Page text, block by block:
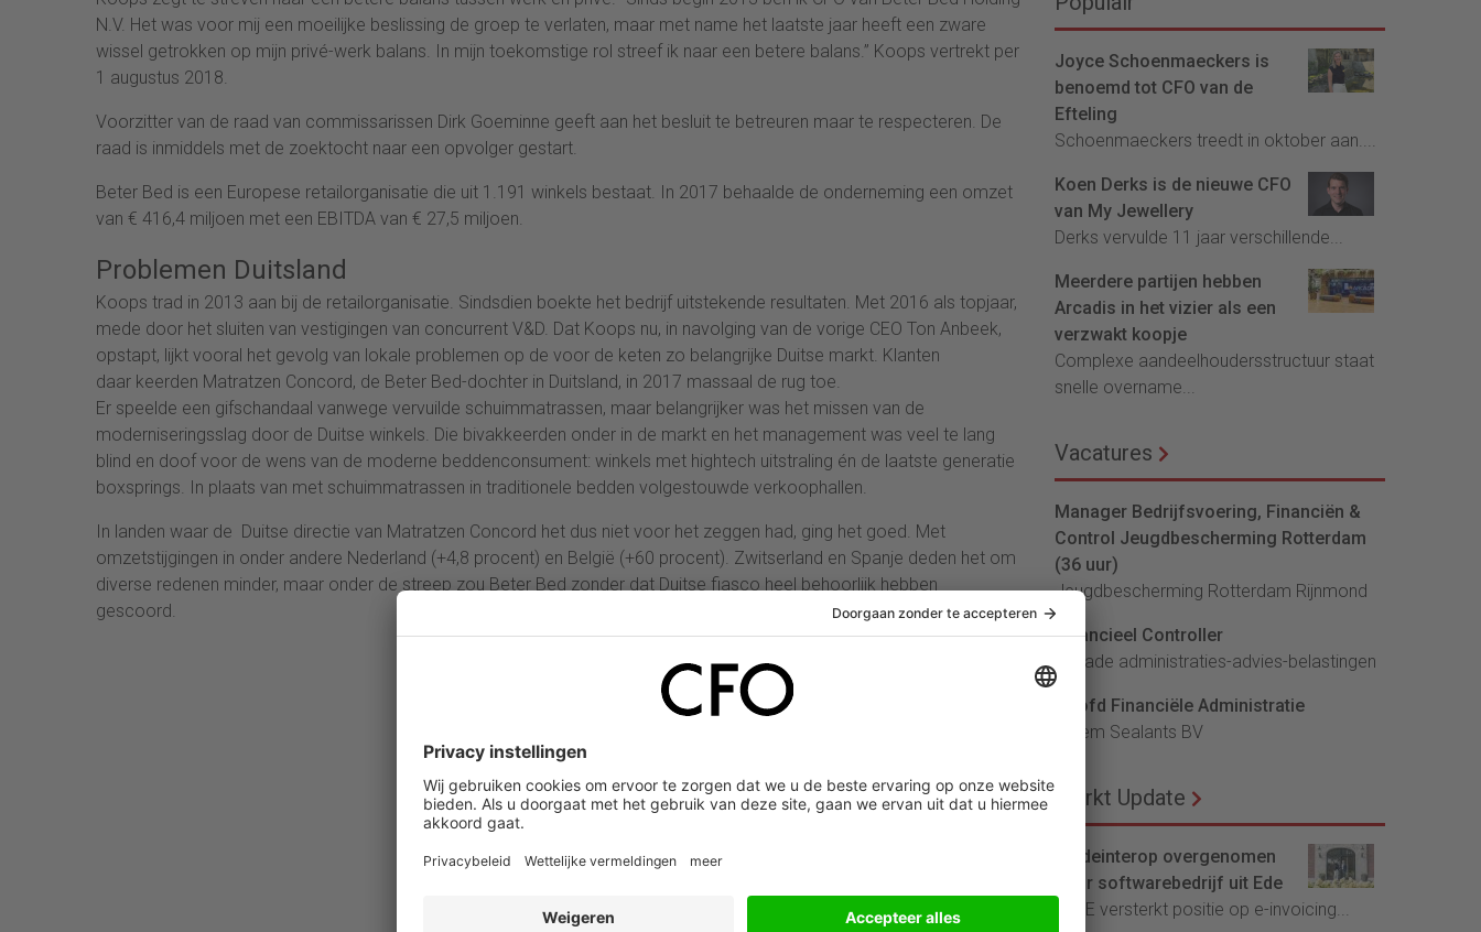
N.V. Het was voor mij een moeilijke beslissing de groep te verlaten, maar met name het laatste jaar heeft een zware
wissel getrokken op mijn privé-werk balans. In mijn toekomstige rol streef ik naar een betere balans.” Koops vertrekt per
1 augustus 2018.
Voorzitter van de raad van commissarissen Dirk Goeminne geeft aan het besluit te betreuren maar te respecteren. De
raad is inmiddels met de zoektocht naar een opvolger gestart.
Beter Bed is een Europese retailorganisatie die uit 1.191 winkels bestaat. In 2017 behaalde de onderneming een omzet
van € 416,4 miljoen met een EBITDA van € 27,5 miljoen.
Problemen Duitsland
Koops trad in 2013 aan bij de retailorganisatie. Sindsdien boekte het bedrijf uitstekende resultaten. Met 2016 als topjaar,
mede door het sluiten van vestigingen van concurrent V&D. Dat Koops nu, in navolging van de vorige CEO Ton Anbeek,
opstapt, lijkt vooral het gevolg van lokale problemen op de voor de keten zo belangrijke Duitse markt. Klanten
daar keerden Matratzen Concord, de Beter Bed-dochter in Duitsland, in 2017 massaal de rug toe.
Er speelde een gifschandaal vanwege vervuilde schuimmatrassen, maar belangrijker was het missen van de
moderniseringsslag door de Duitse winkels. Die bivakkeerden onder in de markt en het management was veel te lang
blind en doof voor de wens van de moderne beddenconsument: winkels met hightech uitstraling én de laatste generatie
boxsprings. In plaats van met schuimmatrassen in traditionele bedden volgestouwde verkoophallen.
In landen waar de Duitse directie van Matratzen Concord het dus niet voor het zeggen had, ging het goed. Met
omzetstijgingen in onder andere Nederland (+4,8 procent) en België (+60 procent). Zwitserland en Spanje deden het om
diverse redenen minder, maar onder de streep zou Beter Bed zonder dat Duitse fiasco heel behoorlijk hebben
gescoord.
Joyce Schoenmaeckers is
benoemd tot CFO van de
Efteling
Schoenmaeckers treedt in oktober aan....
Koen Derks is de nieuwe CFO
van My Jewellery
Derks vervulde 11 jaar verschillende...
Meerdere partijen hebben
Arcadis in het vizier als een
verzwakt koopje
Complexe aandeelhoudersstructuur staat
snelle overname...
Vacatures
Manager Bedrijfsvoering, Financiën &
Control Jeugdbescherming Rotterdam
(36 uur)
Jeugdbescherming Rotterdam Rijnmond
Financieel Controller
lArcade administraties-advies-belastingen
Hoofd Financiële Administratie
Bloem Sealants BV
Markt Update
Tradeinterop overgenomen
door softwarebedrijf uit Ede
4CEE versterkt positie op e-invoicing...